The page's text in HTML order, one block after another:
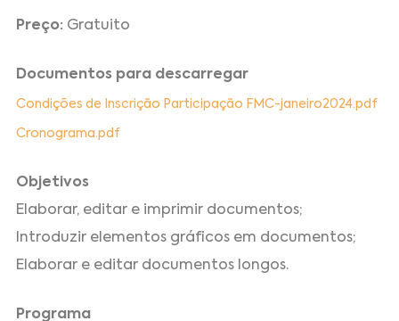
Preço: Gratuito
Documentos para descarregar
Condições de Inscrição Participação FMC-janeiro2024.pdf
Cronograma.pdf
Objetivos
Elaborar, editar e imprimir documentos;
Introduzir elementos gráficos em documentos;
Elaborar e editar documentos longos.
Programa